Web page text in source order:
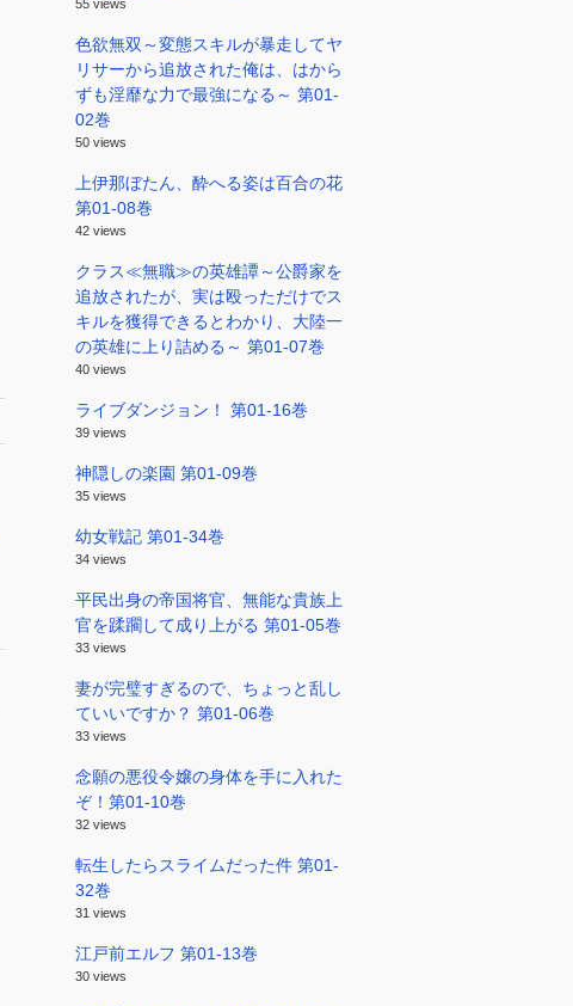
55 views
色欲無双～変態スキルが暴走してヤ
リサーから追放された俺は、はから
ずも淫靡な力で最強になる～ 第01-
02巻
50 views
上伊那ぼたん、酔へる姿は百合の花
第01-08巻
42 views
クラス≪無職≫の英雄譚～公爵家を
追放されたが、実は殴っただけでス
キルを獲得できるとわかり、大陸一
の英雄に上り詰める～ 第01-07巻
40 views
ライブダンジョン！ 第01-16巻
39 views
神隠しの楽園 第01-09巻
35 views
幼女戦記 第01-34巻
34 views
平民出身の帝国将官、無能な貴族上
官を蹂躙して成り上がる 第01-05巻
33 views
妻が完璧すぎるので、ちょっと乱し
ていいですか？ 第01-06巻
33 views
念願の悪役令嬢の身体を手に入れた
ぞ！第01-10巻
32 views
転生したらスライムだった件 第01-
32巻
31 views
江戸前エルフ 第01-13巻
30 views